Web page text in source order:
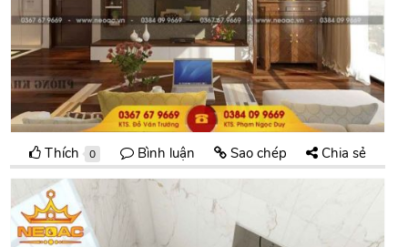
Thích 0 Bình luận Sao chép Chia sẻ